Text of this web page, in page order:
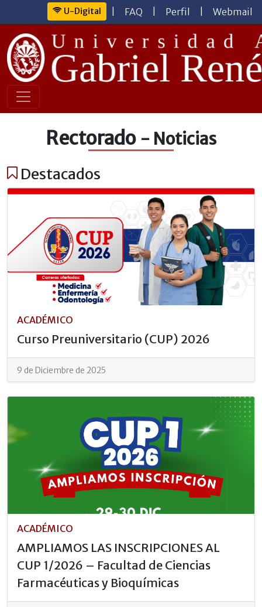
U-Digital FAQ Perfil Webmail
Rectorado - Noticias
Destacados
ACADÉMICO
Curso Preuniversitario (CUP) 2026
9 de Diciembre de 2025
ACADÉMICO
AMPLIAMOS LAS INSCRIPCIONES AL
CUP 1/2026 – Facultad de Ciencias
Farmacéuticas y Bioquímicas